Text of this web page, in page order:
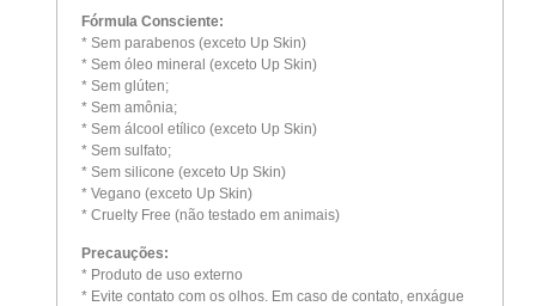
Fórmula Consciente:
* Sem parabenos (exceto Up Skin)
* Sem óleo mineral (exceto Up Skin)
* Sem glúten;
* Sem amônia;
* Sem álcool etílico (exceto Up Skin)
* Sem sulfato;
* Sem silicone (exceto Up Skin)
* Vegano (exceto Up Skin)
* Cruelty Free (não testado em animais)
Precauções:
* Produto de uso externo
* Evite contato com os olhos. Em caso de contato, enxágue